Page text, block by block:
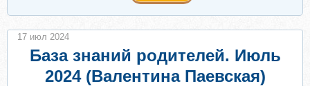
База знаний родителей. Июль
2024 (Валентина Паевская)
17 июл 2024